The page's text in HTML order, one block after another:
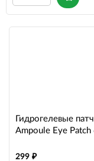
Гидрогелевые
Ampoule Eye
299